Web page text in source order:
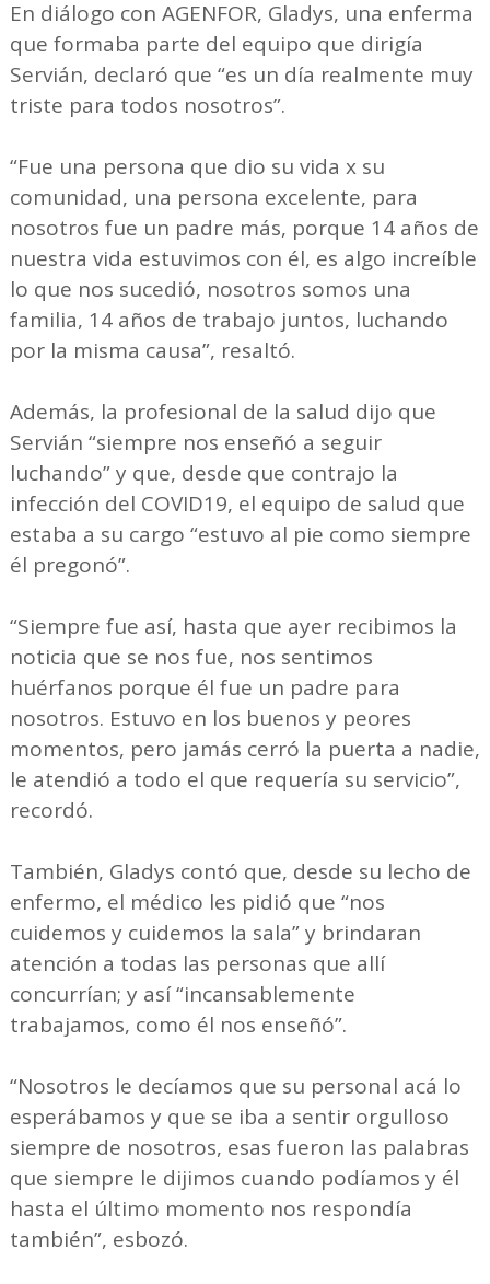
En diálogo con AGENFOR, Gladys, una enferma
que formaba parte del equipo que dirigía
Servián, declaró que “es un día realmente muy
triste para todos nosotros”.
“Fue una persona que dio su vida x su
comunidad, una persona excelente, para
nosotros fue un padre más, porque 14 años de
nuestra vida estuvimos con él, es algo increíble
lo que nos sucedió, nosotros somos una
familia, 14 años de trabajo juntos, luchando
por la misma causa”, resaltó.
Además, la profesional de la salud dijo que
Servián “siempre nos enseñó a seguir
luchando” y que, desde que contrajo la
infección del COVID19, el equipo de salud que
estaba a su cargo “estuvo al pie como siempre
él pregonó”.
“Siempre fue así, hasta que ayer recibimos la
noticia que se nos fue, nos sentimos
huérfanos porque él fue un padre para
nosotros. Estuvo en los buenos y peores
momentos, pero jamás cerró la puerta a nadie,
le atendió a todo el que requería su servicio”,
recordó.
También, Gladys contó que, desde su lecho de
enfermo, el médico les pidió que “nos
cuidemos y cuidemos la sala” y brindaran
atención a todas las personas que allí
concurrían; y así “incansablemente
trabajamos, como él nos enseñó”.
“Nosotros le decíamos que su personal acá lo
esperábamos y que se iba a sentir orgulloso
siempre de nosotros, esas fueron las palabras
que siempre le dijimos cuando podíamos y él
hasta el último momento nos respondía
también”, esbozó.